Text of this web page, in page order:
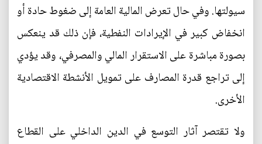
سيولتها. وفي حال تعرض المالية العامة إلى ضغوط حادة أو
انخفاض كبير في الإيرادات النفطية، فإن ذلك قد ينعكس
بصورة مباشرة على الاستقرار المالي والمصرفي، وقد يؤدي
إلى تراجع قدرة المصارف على تمويل الأنشطة الاقتصادية
الأخرى.
ولا تقتصر آثار التوسع في الدين الداخلي على القطاع